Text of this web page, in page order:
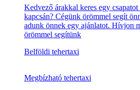
teherautóval. Vállalkozásunk
Olcsó tehertaxi kapcsán. Hívjon
segítünk
Olcsó tehertaxi